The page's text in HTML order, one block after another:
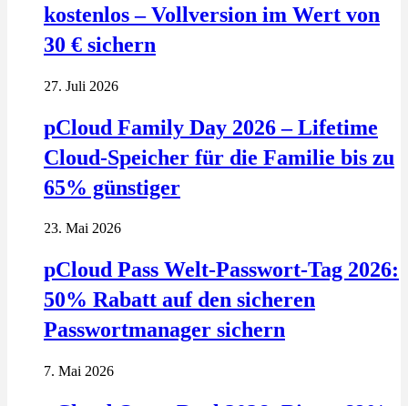
kostenlos – Vollversion im Wert von
30 € sichern
27. Juli 2026
pCloud Family Day 2026 – Lifetime
Cloud-Speicher für die Familie bis zu
65% günstiger
23. Mai 2026
pCloud Pass Welt-Passwort-Tag 2026:
50% Rabatt auf den sicheren
Passwortmanager sichern
7. Mai 2026